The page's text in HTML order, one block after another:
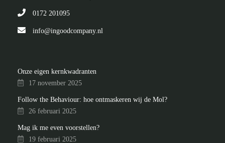
0172 201095
info@ingoodcompany.nl
Onze eigen kernkwadranten
17 november 2025
Follow the Behaviour: hoe ontmaskeren wij de Mol?
26 februari 2025
Mag ik me even voorstellen?
19 februari 2025